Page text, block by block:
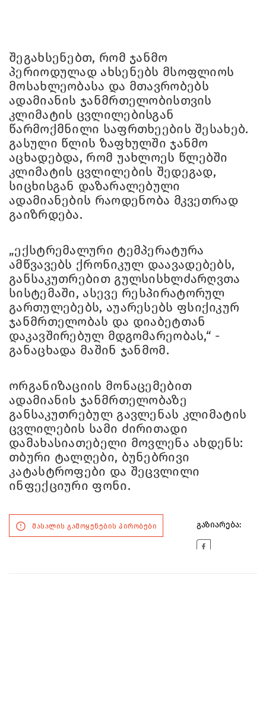
შეგახსენებთ, რომ ჯანმო
პერიოდულად ახსენებს მსოფლიოს
მოსახლეობასა და მთავრობებს
ადამიანის ჯანმრთელობისთვის
კლიმატის ცვლილებისგან
წარმოქმნილი საფრთხეების შესახებ.
გასული წლის ზაფხულში ჯანმო
აცხადებდა, რომ უახლოეს წლებში
კლიმატის ცვლილების შედეგად,
სიცხისგან დაზარალებული
ადამიანების რაოდენობა მკვეთრად
გაიზრდება.
„ექსტრემალური ტემპერატურა
ამწვავებს ქრონიკულ დაავადებებს,
განსაკუთრებით გულსისხლძარღვთა
სისტემაში, ასევე რესპირატორულ
გართულებებს, აუარესებს ფსიქიკურ
ჯანმრთელობას და დიაბეტთან
დაკავშირებულ მდგომარეობას,“ -
განაცხადა მაშინ ჯანმომ.
ორგანიზაციის მონაცემებით
ადამიანის ჯანმრთელობაზე
განსაკუთრებულ გავლენას კლიმატის
ცვლილების სამი ძირითადი
დამახასიათებელი მოვლენა ახდენს:
თბური ტალღები, ბუნებრივი
კატასტროფები და შეცვლილი
ინფექციური ფონი.
მასალის გამოყენების პირობები გაზიარება: